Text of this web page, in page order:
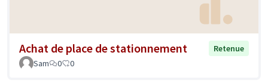
Achat de place de stationnement
Retenue
Sam
0 0